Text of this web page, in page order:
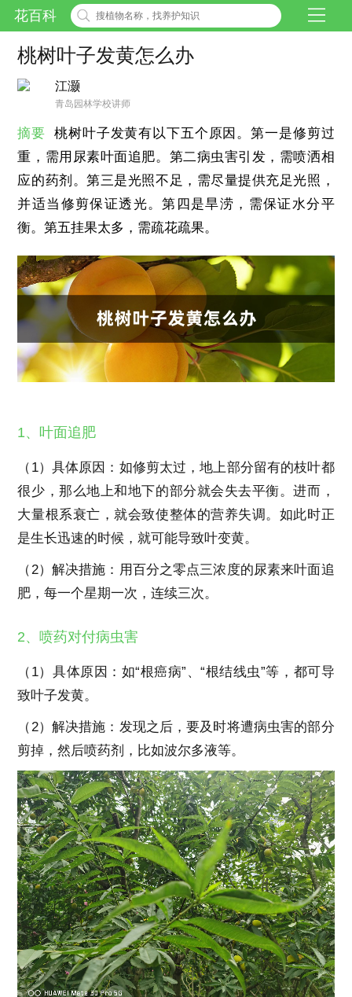
花百科
桃树叶子发黄怎么办
江灏
青岛园林学校讲师
摘要
桃树叶子发黄有以下五个原因。第一是修剪过
重，需用尿素叶面追肥。第二病虫害引发，需喷洒相
应的药剂。第三是光照不足，需尽量提供充足光照，
并适当修剪保证透光。第四是旱涝，需保证水分平
衡。第五挂果太多，需疏花疏果。
1、叶面追肥
（1）具体原因：如修剪太过，地上部分留有的枝叶都
很少，那么地上和地下的部分就会失去平衡。进而，
大量根系衰亡，就会致使整体的营养失调。如此时正
是生长迅速的时候，就可能导致叶变黄。
（2）解决措施：用百分之零点三浓度的尿素来叶面追
肥，每一个星期一次，连续三次。
2、喷药对付病虫害
（1）具体原因：如“根癌病”、“根结线虫”等，都可导
致叶子发黄。
（2）解决措施：发现之后，要及时将遭病虫害的部分
剪掉，然后喷药剂，比如波尔多液等。